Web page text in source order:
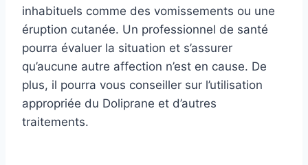
inhabituels comme des vomissements ou une
éruption cutanée. Un professionnel de santé
pourra évaluer la situation et s’assurer
qu’aucune autre affection n’est en cause. De
plus, il pourra vous conseiller sur l’utilisation
appropriée du Doliprane et d’autres
traitements.